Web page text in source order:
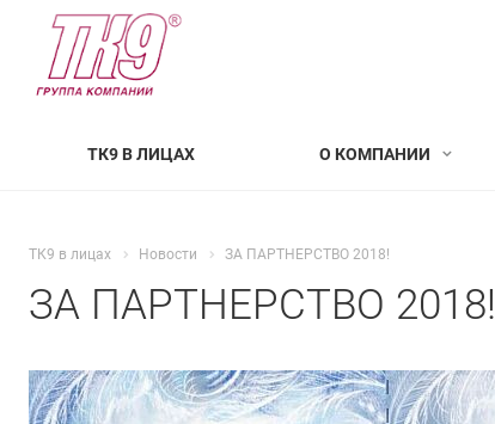
ТК9 В ЛИЦАХ О КОМПАНИИ
ТК9 в лицах Новости ЗА ПАРТНЕРСТВО 2018!
ЗА ПАРТНЕРСТВО 2018!